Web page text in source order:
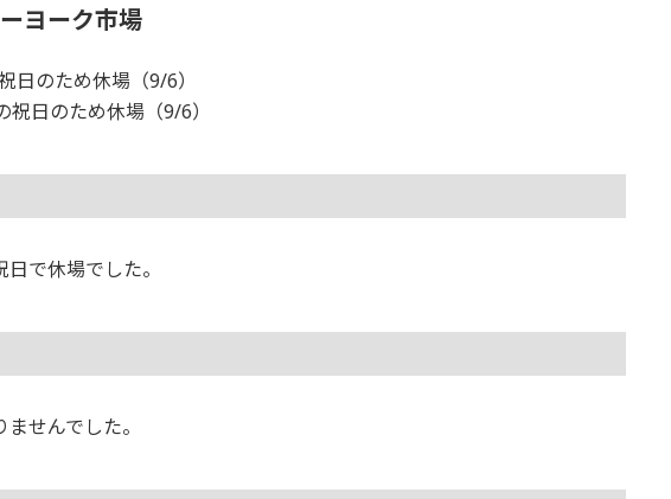
ヨーク市場
のため休場（9/6）
日のため休場（9/6）
で休場でした。
せんでした。